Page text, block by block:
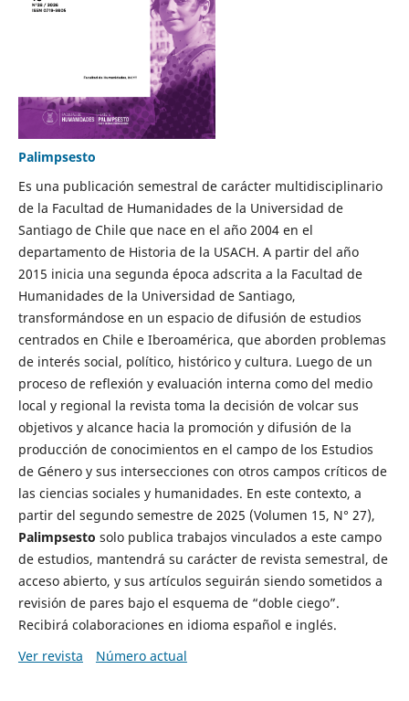
Palimpsesto
Es una publicación semestral de carácter multidisciplinario
de la Facultad de Humanidades de la Universidad de
Santiago de Chile que nace en el año 2004 en el
departamento de Historia de la USACH. A partir del año
2015 inicia una segunda época adscrita a la Facultad de
Humanidades de la Universidad de Santiago,
transformándose en un espacio de difusión de estudios
centrados en Chile e Iberoamérica, que aborden problemas
de interés social, político, histórico y cultura. Luego de un
proceso de reflexión y evaluación interna como del medio
local y regional la revista toma la decisión de volcar sus
objetivos y alcance hacia la promoción y difusión de la
producción de conocimientos en el campo de los Estudios
de Género y sus intersecciones con otros campos críticos de
las ciencias sociales y humanidades. En este contexto, a
partir del segundo semestre de 2025 (Volumen 15, N° 27),
Palimpsesto solo publica trabajos vinculados a este campo
de estudios, mantendrá su carácter de revista semestral, de
acceso abierto, y sus artículos seguirán siendo sometidos a
revisión de pares bajo el esquema de “doble ciego”.
Recibirá colaboraciones en idioma español e inglés.
Ver revista
Número actual